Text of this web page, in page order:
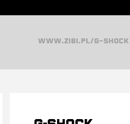
WWW.ZIBI.PL/G-SHOCK